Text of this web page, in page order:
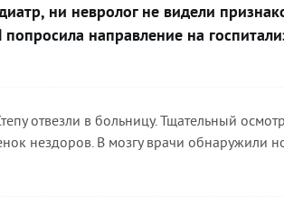
ни невролог не видели
направление на
отвезли в больницу. Тщательный
нездоров. В мозгу врачи обнаружили